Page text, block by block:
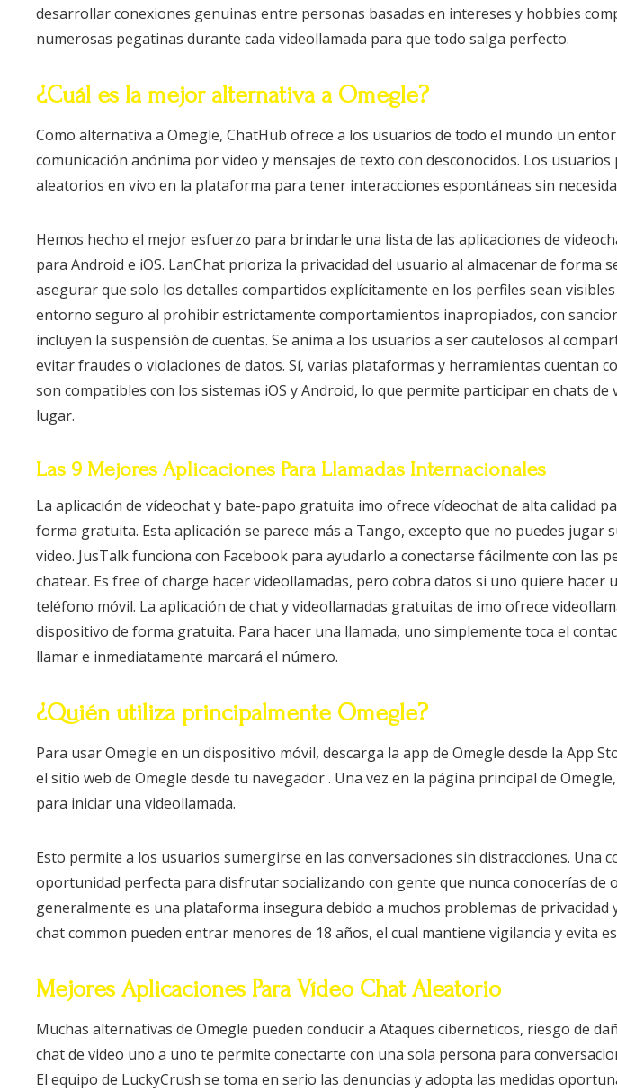
desarrollar conexiones genuinas entre personas basadas en intereses y hobbies
numerosas pegatinas durante cada videollamada para que todo salga perfecto.
¿Cuál es la mejor alternativa a Omegle?
Como alternativa a Omegle, ChatHub ofrece a los usuarios de todo el mundo un
comunicación anónima por video y mensajes de texto con desconocidos. Los
aleatorios en vivo en la plataforma para tener interacciones espontáneas sin
Hemos hecho el mejor esfuerzo para brindarle una lista de las aplicaciones de
para Android e iOS. LanChat prioriza la privacidad del usuario al almacenar de forma
asegurar que solo los detalles compartidos explícitamente en los perfiles sean
entorno seguro al prohibir estrictamente comportamientos inapropiados, con
incluyen la suspensión de cuentas. Se anima a los usuarios a ser cautelosos al
evitar fraudes o violaciones de datos. Sí, varias plataformas y herramientas cuentan
son compatibles con los sistemas iOS y Android, lo que permite participar en chats de
lugar.
Las 9 Mejores Aplicaciones Para Llamadas Internacionales
La aplicación de vídeochat y bate-papo gratuita imo ofrece vídeochat de alta calidad
forma gratuita. Esta aplicación se parece más a Tango, excepto que no puedes jugar
video. JusTalk funciona con Facebook para ayudarlo a conectarse fácilmente con las
chatear. Es free of charge hacer videollamadas, pero cobra datos si uno quiere hacer
teléfono móvil. La aplicación de chat y videollamadas gratuitas de imo ofrece
dispositivo de forma gratuita. Para hacer una llamada, uno simplemente toca el
llamar e inmediatamente marcará el número.
¿Quién utiliza principalmente Omegle?
Para usar Omegle en un dispositivo móvil, descarga la app de Omegle desde la App
el sitio web de Omegle desde tu navegador . Una vez en la página principal de
para iniciar una videollamada.
Esto permite a los usuarios sumergirse en las conversaciones sin distracciones. Una
oportunidad perfecta para disfrutar socializando con gente que nunca conocerías de
generalmente es una plataforma insegura debido a muchos problemas de privacidad
chat common pueden entrar menores de 18 años, el cual mantiene vigilancia y evita
Mejores Aplicaciones Para Vídeo Chat Aleatorio
Muchas alternativas de Omegle pueden conducir a Ataques ciberneticos, riesgo de
chat de video uno a uno te permite conectarte con una sola persona para
El equipo de LuckyCrush se toma en serio las denuncias y adopta las medidas